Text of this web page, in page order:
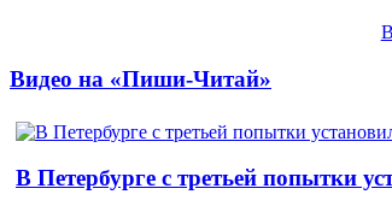
Видео на «Пиши-Читай»
В Петербурге с третьей попытки